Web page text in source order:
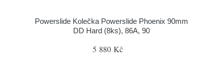
Powerslide Kolečka Powerslide Phoenix 90mm
DD Hard (8ks), 86A, 90
5 880 Kč